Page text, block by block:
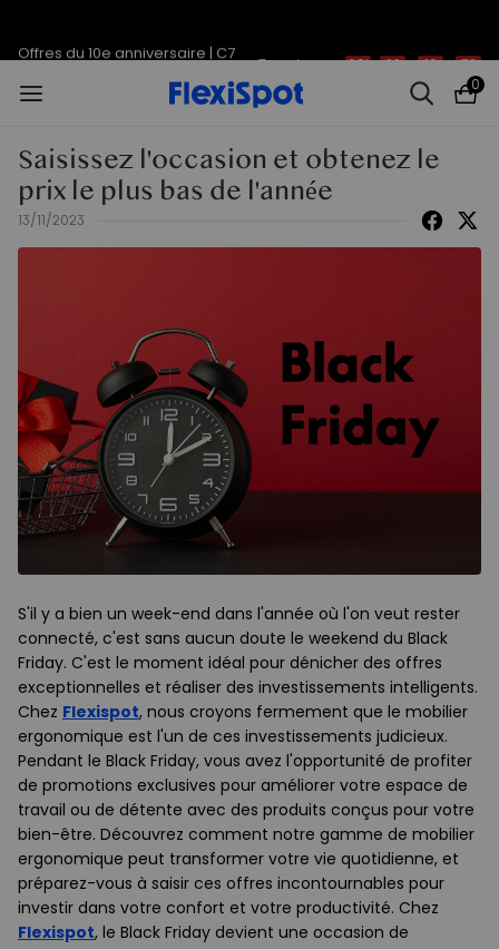
0
Saisissez l'occasion et obtenez le
prix le plus bas de l'année
13/11/2023
S'il y a bien un week-end dans l'année où l'on veut rester
connecté, c'est sans aucun doute le weekend du Black
Friday. C'est le moment idéal pour dénicher des offres
exceptionnelles et réaliser des investissements intelligents.
Chez Flexispot, nous croyons fermement que le mobilier
ergonomique est l'un de ces investissements judicieux.
Pendant le Black Friday, vous avez l'opportunité de profiter
de promotions exclusives pour améliorer votre espace de
travail ou de détente avec des produits conçus pour votre
bien-être. Découvrez comment notre gamme de mobilier
ergonomique peut transformer votre vie quotidienne, et
préparez-vous à saisir ces offres incontournables pour
investir dans votre confort et votre productivité. Chez
Flexispot, le Black Friday devient une occasion de